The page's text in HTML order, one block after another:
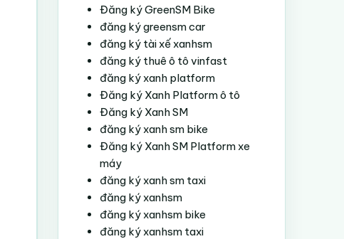
Đăng ký GreenSM Bike
đăng ký greensm car
đăng ký tài xế xanhsm
đăng ký thuê ô tô vinfast
đăng ký xanh platform
Đăng ký Xanh Platform ô tô
Đăng ký Xanh SM
đăng ký xanh sm bike
Đăng ký Xanh SM Platform xe
máy
đăng ký xanh sm taxi
đăng ký xanhsm
đăng ký xanhsm bike
đăng ký xanhsm taxi